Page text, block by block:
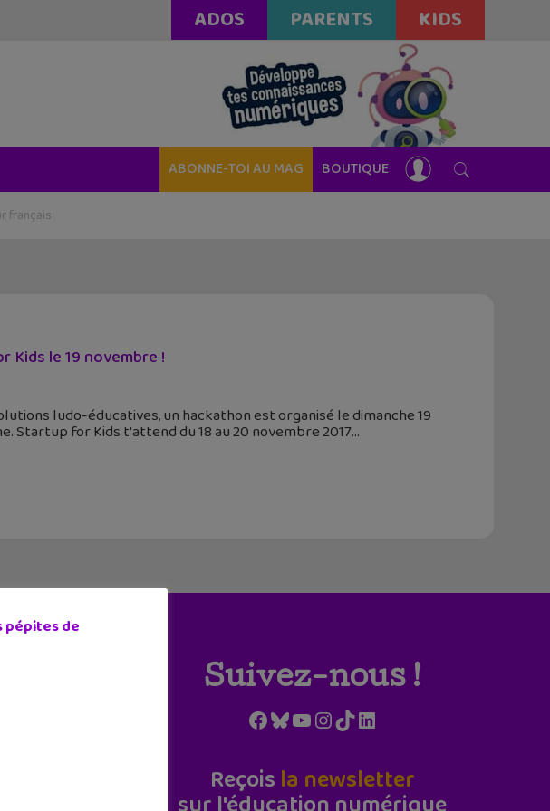
ADOS PARENTS KIDS
ABONNE-TOI AU MAG BOUTIQUE
Kids le 19 novembre !
ludo-éducatives, un hackathon est organisé le dimanche 19
Startup for Kids t'attend du 18 au 20 novembre 2017
Suivez-nous !
Facebook
Bluesky
YouTube
Instagram
TikTokLinkedIn
Reçois la newsletter
pépites de